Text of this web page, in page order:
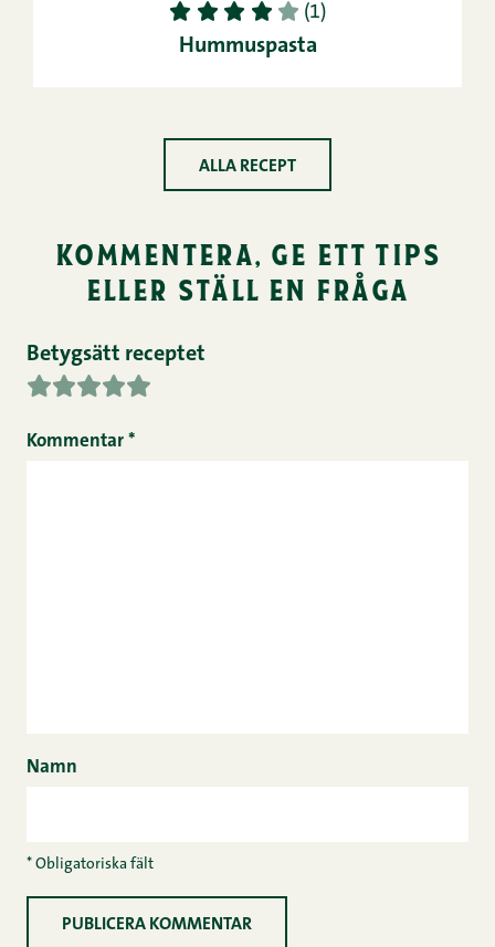
1 2 3 4 5 (1)
Hummuspasta
ALLA RECEPT
kommentera, ge ett tips
eller ställ en fråga
Betygsätt receptet
Kommentar *
Namn
* Obligatoriska fält